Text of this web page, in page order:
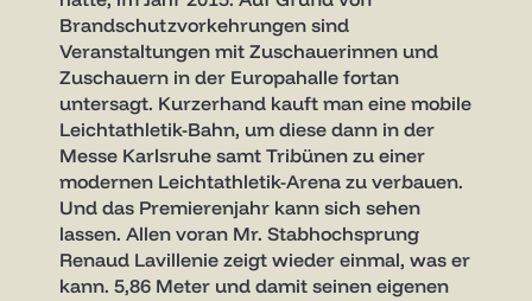
Brandschutzvorkehrungen sind
Veranstaltungen mit Zuschauerinnen und
Zuschauern in der Europahalle fortan
untersagt. Kurzerhand kauft man eine mobile
Leichtathletik-Bahn, um diese dann in der
Messe Karlsruhe samt Tribünen zu einer
modernen Leichtathletik-Arena zu verbauen.
Und das Premierenjahr kann sich sehen
lassen. Allen voran Mr. Stabhochsprung
Renaud Lavillenie zeigt wieder einmal, was er
kann. 5,86 Meter und damit seinen eigenen